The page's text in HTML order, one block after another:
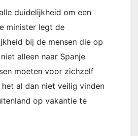
duidelijkheid om een
minister legt de
bij de mensen die op
alleen naar Spanje
moeten voor zichzelf
al dan niet veilig vinden
op vakantie te